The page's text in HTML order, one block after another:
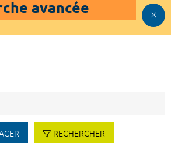
avancée
RECHERCHER